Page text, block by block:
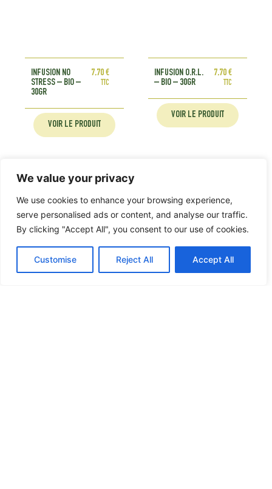
We value your privacy
We use cookies to enhance your browsing experience,
serve personalised ads or content, and analyse our traffic.
By clicking "Accept All", you consent to our use of cookies.
Customise Reject All Accept All
INFUSION NO
STRESS – BIO –
30GR
7,70€
TTC
VOIR LE PRODUIT
INFUSION O.R.L.
– BIO – 30GR
7,70€
TTC
VOIR LE PRODUIT